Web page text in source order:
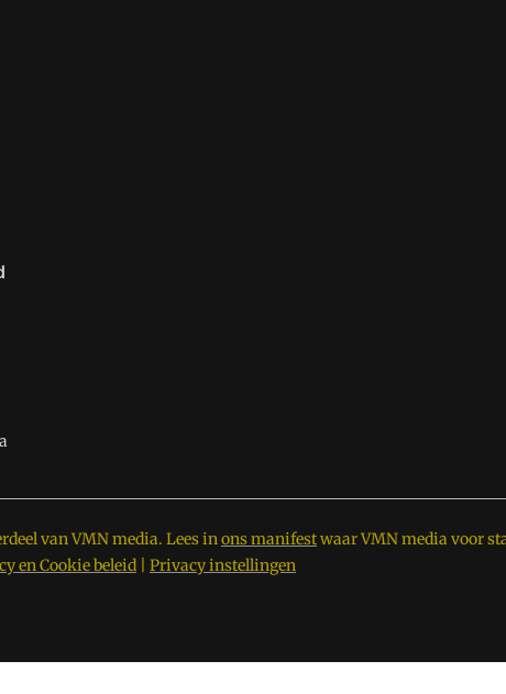
van VMN media. Lees inons manifestwaar VMN media voor
en Cookie beleid Privacy instellingen